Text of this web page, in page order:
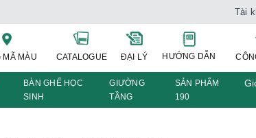
Tài
MÃ MÀU CATALOGUE ĐẠI LÝ HƯỚNG DẪN
BÀN GHẾ HỌC
SINH
GIƯỜNG
TẦNG
SẢN PHẨM
190